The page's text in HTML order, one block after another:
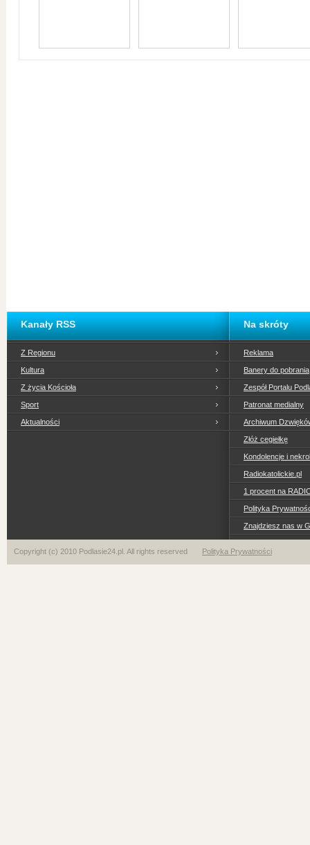
Kanały RSS
Z Regionu
Kultura
Z życia Kościoła
Sport
Aktualności
Na skróty
Reklama
Banery do pobrania
Zespół Portalu
Patronat medialny
Archiwum
Złóż cegiełkę
Kondolencje i
Radiokatolickie.pl
1 procent na
Polityka
Znajdziesz nas w
Copyright (c) 2010 Podlasie24.pl. All rights reserved Polityka Prywatności